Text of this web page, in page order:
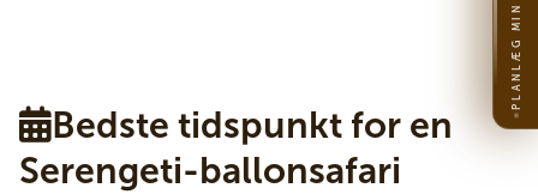
Bedste tidspunkt for en
Serengeti-ballonsafari